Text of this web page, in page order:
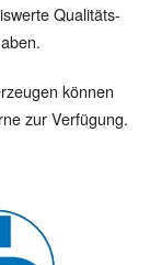
Qualitäts-
können
zur Verfügung.